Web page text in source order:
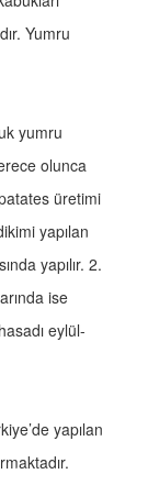
Yumru
yumru
olunca
üretimi
yapılan
yapılır. 2.
ise
eylül-
yapılan